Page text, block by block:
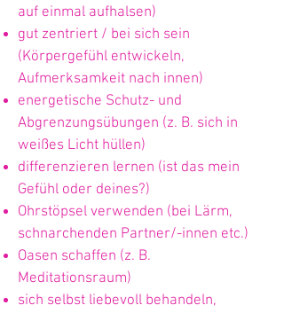
auf einmal aufhalsen)
gut zentriert / bei sich sein
(Körpergefühl entwickeln,
Aufmerksamkeit nach innen)
energetische Schutz- und
Abgrenzungsübungen (z. B. sich in
weißes Licht hüllen)
differenzieren lernen (ist das mein
Gefühl oder deines?)
Ohrstöpsel verwenden (bei Lärm,
schnarchenden Partner/-innen etc.)
Oasen schaffen (z. B.
Meditationsraum)
sich selbst liebevoll behandeln,